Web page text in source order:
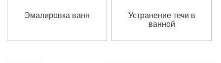
Эмалировка ванн
Устранение течи в
ванной